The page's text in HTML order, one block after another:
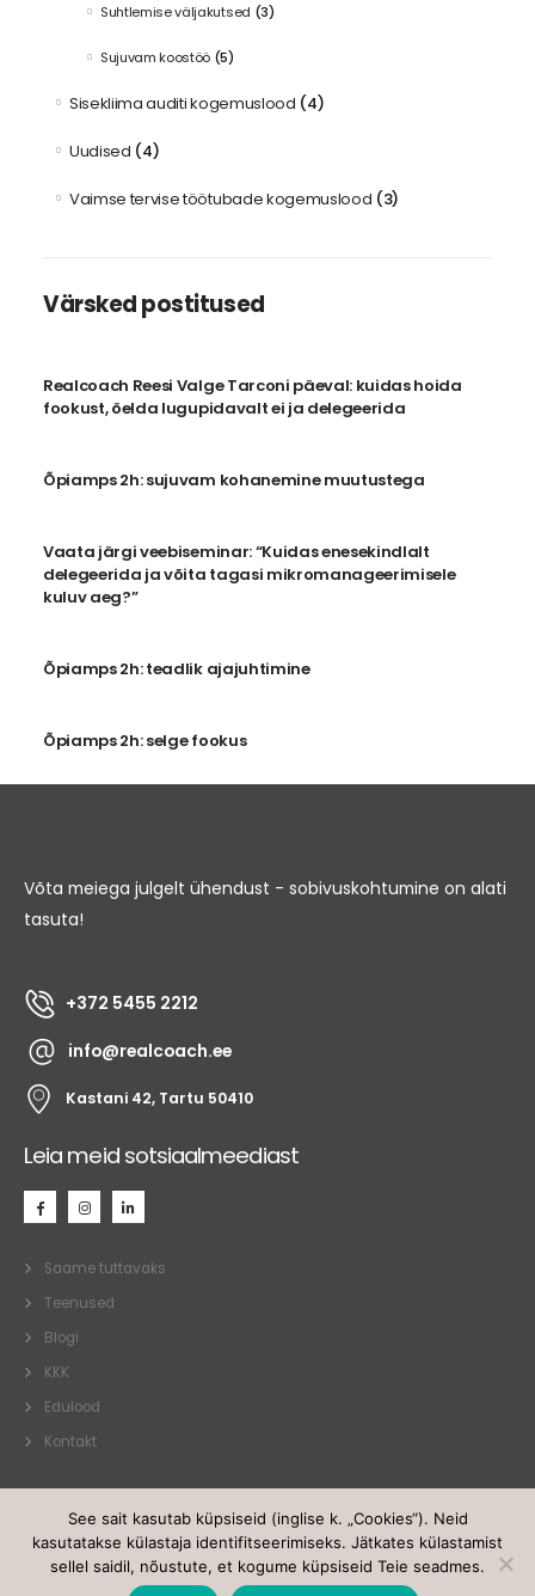
Suhtlemise väljakutsed (3)
Sujuvam koostöö (5)
Sisekliima auditi kogemuslood (4)
Uudised (4)
Vaimse tervise töötubade kogemuslood (3)
Värsked postitused
Realcoach Reesi Valge Tarconi päeval: kuidas hoida
fookust, öelda lugupidavalt ei ja delegeerida
Õpiamps 2h: sujuvam kohanemine muutustega
Vaata järgi veebiseminar: “Kuidas enesekindlalt
delegeerida ja võita tagasi mikromanageerimisele
kuluv aeg?”
Õpiamps 2h: teadlik ajajuhtimine
Õpiamps 2h: selge fookus
Võta meiega julgelt ühendust - sobivuskohtumine on alati
tasuta!
+372 5455 2212
info@realcoach.ee
Kastani 42, Tartu 50410
Leia meid sotsiaalmeediast
Saame tuttavaks
Teenused
Blogi
KKK
Edulood
Kontakt
Realcoach OÜ. © 2021. Kõik õigused kaitstud.
See sait kasutab küpsiseid (inglise k. „Cookies“). Neid
kasutatakse külastaja identifitseerimiseks. Jätkates külastamist
sellel saidil, nõustute, et kogume küpsiseid Teie seadmes.